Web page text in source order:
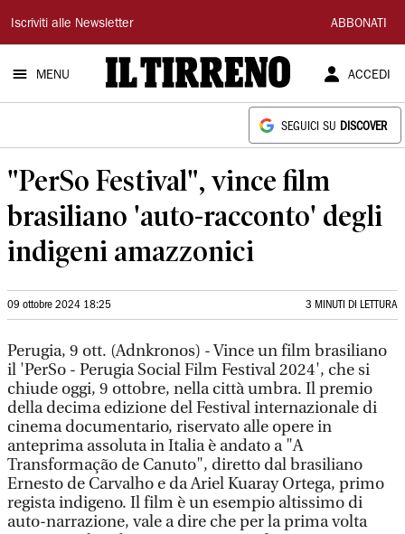
Il
Tirreno
Iscriviti alle Newsletter ABBONATI
MENU ACCEDI
SEGUICI SU DISCOVER
"PerSo Festival", vince film
brasiliano 'auto-racconto' degli
indigeni amazzonici
09 ottobre 2024 18:25 3 MINUTI DI LETTURA
Perugia, 9 ott. (Adnkronos) - Vince un film brasiliano
il 'PerSo - Perugia Social Film Festival 2024', che si
chiude oggi, 9 ottobre, nella città umbra. Il premio
della decima edizione del Festival internazionale di
cinema documentario, riservato alle opere in
anteprima assoluta in Italia è andato a "A
Transformação de Canuto", diretto dal brasiliano
Ernesto de Carvalho e da Ariel Kuaray Ortega, primo
regista indigeno. Il film è un esempio altissimo di
auto-narrazione, vale a dire che per la prima volta